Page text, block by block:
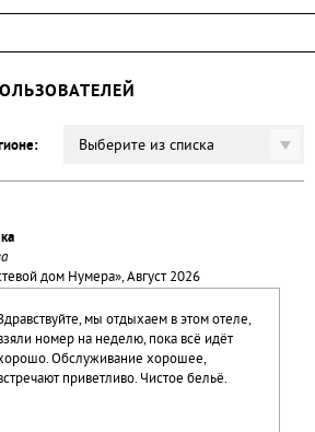
Выберите из списка
дом Нумера», Август 2026
мы отдыхаем в этом отеле,
номер на неделю, пока всё идёт
Обслуживание хорошее,
приветливо. Чистое бельё.